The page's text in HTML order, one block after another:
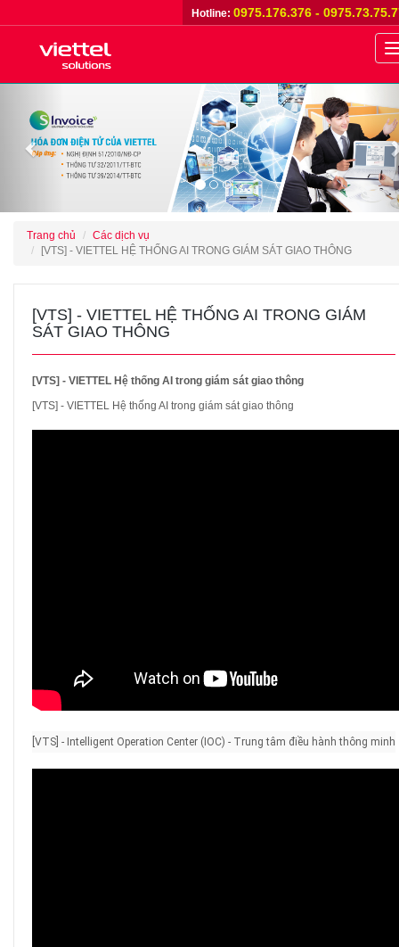
Hotline: 0975.176.376 -
Trang chủ
Các dịch vụ
[VTS] - VIETTEL HỆ THỐNG AI TRONG GIÁM SÁT GIAO THÔNG
[VTS] - VIETTEL HỆ THỐNG AI TRONG GIÁM
SÁT GIAO THÔNG
[VTS] - VIETTEL Hệ thống AI trong giám sát giao thông
[VTS] - VIETTEL Hệ thống AI trong giám sát giao thông
[VTS] - Intelligent Operation Center (IOC) - Trung tâm điều hành thông minh